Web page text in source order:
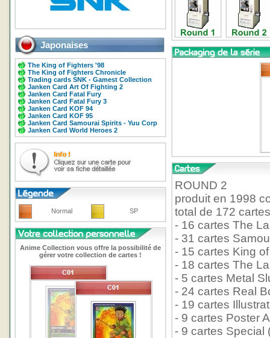
Japonaises
The King of Fighters '98
The King of Fighters Chronicle
Trading cards SNK - Gamest Collection
Janken Card Art Of Fighting 2
Janken Card Fatal Fury
Janken Card Fatal Fury 3
Janken Card KOF 94
Janken Card KOF 95
Janken Card Samourai Spirits - Yuu Corp
Janken Card World Heroes 2
Normal SP
Anime Collection vous offre la possibilité de
gérer votre collection de cartes !
ROUND 2
produit en 1998
total de 172
- 16 cartes The
- 31 cartes
- 15 cartes King
- 18 cartes The
- 5 cartes Metal
- 24 cartes Real
- 19 cartes
- 9 cartes Poster
- 9 cartes Special